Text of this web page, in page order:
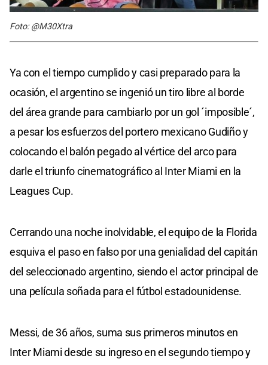
Foto: @M30Xtra
Ya con el tiempo cumplido y casi preparado para la
ocasión, el argentino se ingenió un tiro libre al borde
del área grande para cambiarlo por un gol ´imposible´,
a pesar los esfuerzos del portero mexicano Gudiño y
colocando el balón pegado al vértice del arco para
darle el triunfo cinematográfico al Inter Miami en la
Leagues Cup.
Cerrando una noche inolvidable, el equipo de la Florida
esquiva el paso en falso por una genialidad del capitán
del seleccionado argentino, siendo el actor principal de
una película soñada para el fútbol estadounidense.
Messi, de 36 años, suma sus primeros minutos en
Inter Miami desde su ingreso en el segundo tiempo y